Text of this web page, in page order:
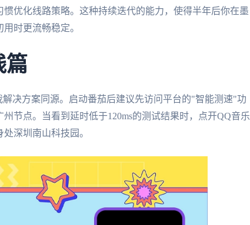
优化线路策略。这种持续迭代的能力，使得半年后你在墨
时更流畅稳定。
篇
解决方案同源。启动番茄后建议先访问平台的"智能测速"功
节点。当看到延时低于120ms的测试结果时，点开QQ音乐
深圳南山科技园。